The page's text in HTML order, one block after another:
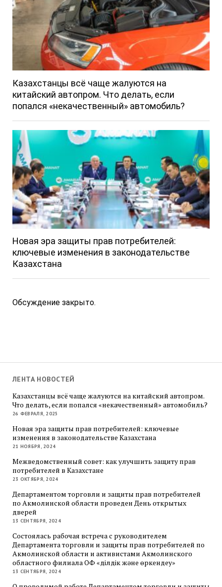
Казахстанцы всё чаще жалуются на
китайский автопром. Что делать, если
попался «некачественный» автомобиль?
Новая эра защиты прав потребителей:
ключевые изменения в законодательстве
Казахстана
Обсуждение закрыто.
ЛЕНТА НОВОСТЕЙ
Казахстанцы всё чаще жалуются на китайский автопром.
Что делать, если попался «некачественный» автомобиль?
26 ФЕВРАЛЯ, 2025
Новая эра защиты прав потребителей: ключевые
изменения в законодательстве Казахстана
21 НОЯБРЯ, 2024
Межведомственный совет: как улучшить защиту прав
потребителей в Казахстане
23 ОКТЯБРЯ, 2024
Департаментом торговли и защиты прав потребителей
по Акмолинской области проведен День открытых
дверей
13 СЕНТЯБРЯ, 2024
Состоялась рабочая встреча с руководителем
Департамента торговли и защиты прав потребителей по
Акмолинской области и активистами Акмолинского
областного филиала ОФ «Әділдік және өркендеу»
13 СЕНТЯБРЯ, 2024